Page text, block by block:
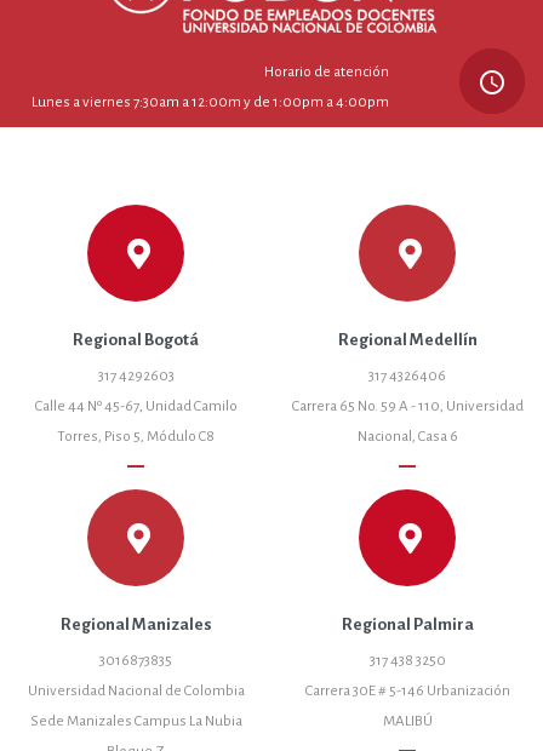
Horario de atención
Lunes a viernes 7:30am a 12:00m y de 1:00pm a 4:00pm
query_builder
Regional Bogotá
317 4292603
Calle 44 Nº 45-67, Unidad Camilo
Torres, Piso 5, Módulo C8
remove
Regional Medellín
317 4326406
Carrera 65 No. 59 A - 110, Universidad
Nacional, Casa 6
remove
Regional Manizales
3016873835
Universidad Nacional de Colombia
Sede Manizales Campus La Nubia
Regional Palmira
317 438 3250
Carrera 30E # 5-146 Urbanización
MALIBÚ